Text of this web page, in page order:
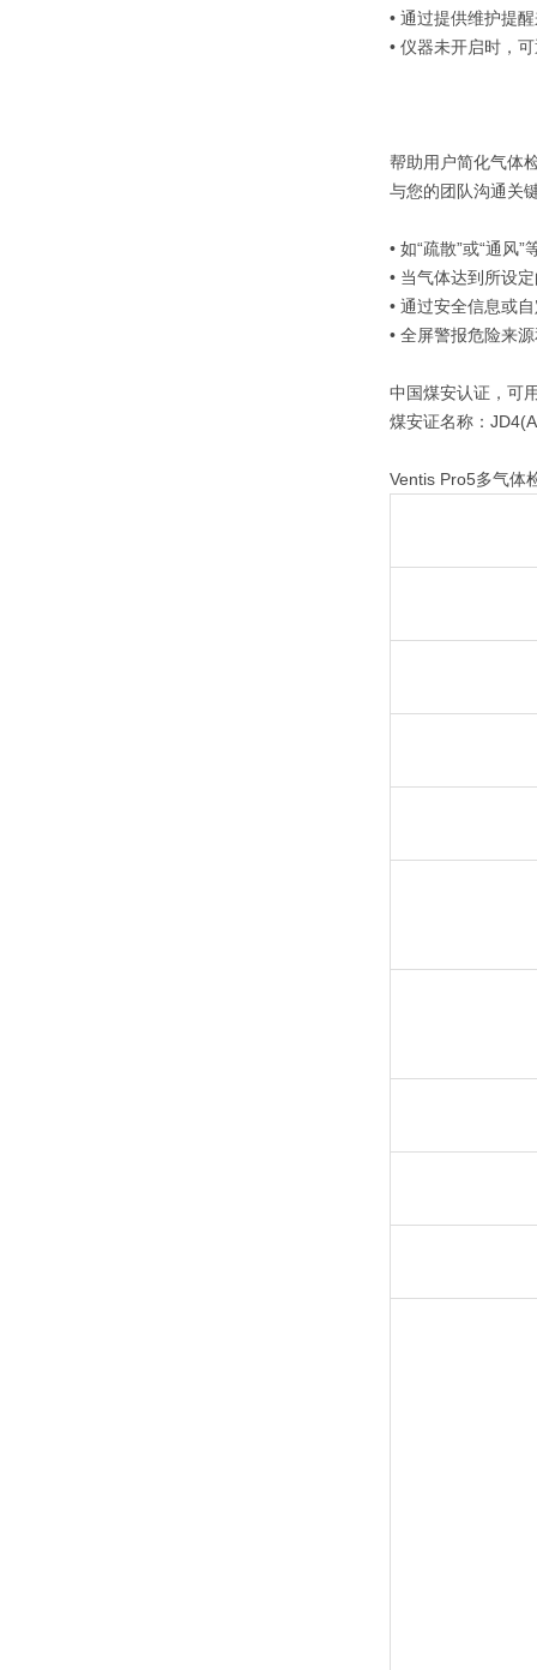
• 通过提供维护提
• 仪器未开启时，
帮助用户简化气体
与您的团队沟通关
• 如“疏散”或“通风
• 当气体达到所设
• 通过安全信息或
• 全屏警报危险来
中国煤安认证，可
煤安证名称：
Ventis Pro5多气体